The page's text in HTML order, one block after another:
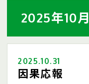
2025年10月
2025.10.31
因果応報